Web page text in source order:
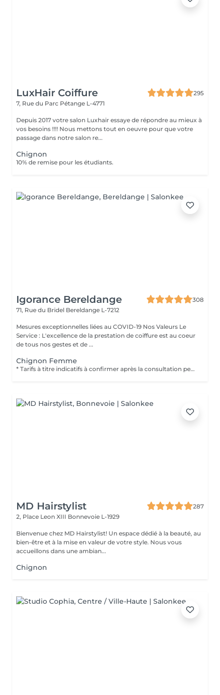
LuxHair Coiffure
295
7, Rue du Parc Pétange L-4771
Depuis 2017 votre salon Luxhair essaye de répondre au mieux à
vos besoins !!!! Nous mettons tout en oeuvre pour que votre
passage dans notre salon re...
Chignon
10% de remise pour les étudiants.
Igorance Bereldange
308
71, Rue du Bridel Bereldange L-7212
Mesures exceptionnelles liées au COVID-19 Nos Valeurs Le
Service : L'excellence de la prestation de coiffure est au coeur
de tous nos gestes et de ...
Chignon Femme
* Tarifs à titre indicatifs à confirmer après la consultation personnalisée établit auprès de votre coiffeur/stylist/spécialiste * La direction se réserve le droit dapporter des modifications pour le bon fonctionnement du salon
MD Hairstylist
287
2, Place Leon XIII Bonnevoie L-1929
Bienvenue chez MD Hairstylist! Un espace dédié à la beauté, au
bien-être et à la mise en valeur de votre style. Nous vous
accueillons dans une ambian...
Chignon